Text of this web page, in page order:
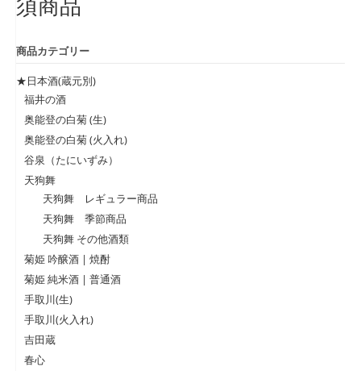
商品カテゴリー
★日本酒(蔵元別)
福井の酒
奥能登の白菊 (生)
奥能登の白菊 (火入れ)
谷泉（たにいずみ）
天狗舞
天狗舞 レギュラー商品
天狗舞 季節商品
天狗舞 その他酒類
菊姫 吟醸酒 | 焼酎
菊姫 純米酒 | 普通酒
手取川(生)
手取川(火入れ)
吉田蔵
春心